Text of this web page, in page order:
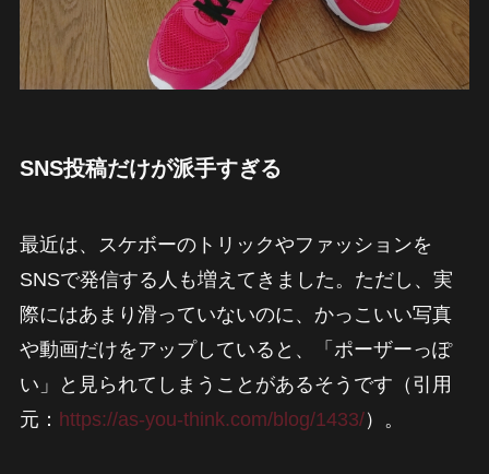
SNS投稿だけが派手すぎる
最近は、スケボーのトリックやファッションを
SNSで発信する人も増えてきました。ただし、実
際にはあまり滑っていないのに、かっこいい写真
や動画だけをアップしていると、「ポーザーっぽ
い」と見られてしまうことがあるそうです（引用
元： https://as-you-think.com/blog/1433/）。